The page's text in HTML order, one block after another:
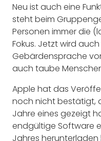
Neu ist auch eine
steht beim
Personen immer die
Fokus. Jetzt wird
Gebärdensprache
auch taube
Apple hat das
noch nicht bestätigt,
Jahre eines gezeigt
endgültige Software
Jahres herunterladen